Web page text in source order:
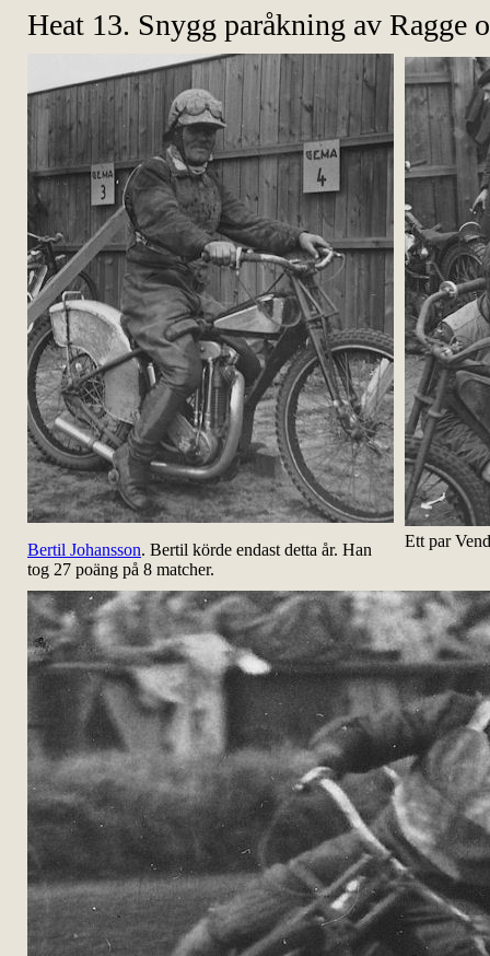
Heat 13. Snygg paråkning av Ragge
Bertil Johansson. Bertil körde endast detta år. Han
tog 27 poäng på 8 matcher.
Ett par